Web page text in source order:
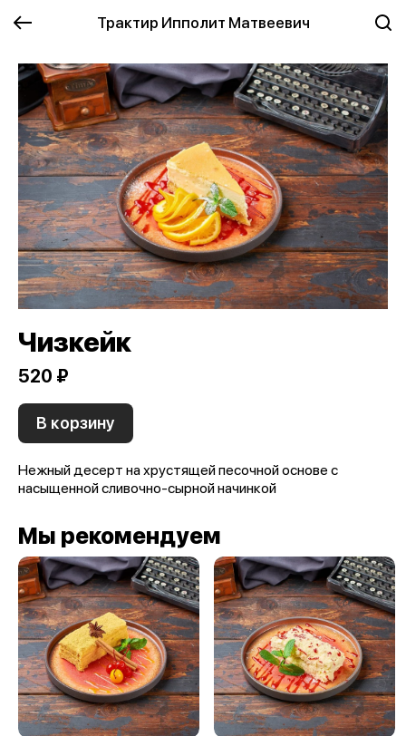
Трактир Ипполит Матвеевич
Чизкейк
520 ₽
В корзину
Нежный десерт на хрустящей песочной основе с
насыщенной сливочно-сырной начинкой
Мы рекомендуем